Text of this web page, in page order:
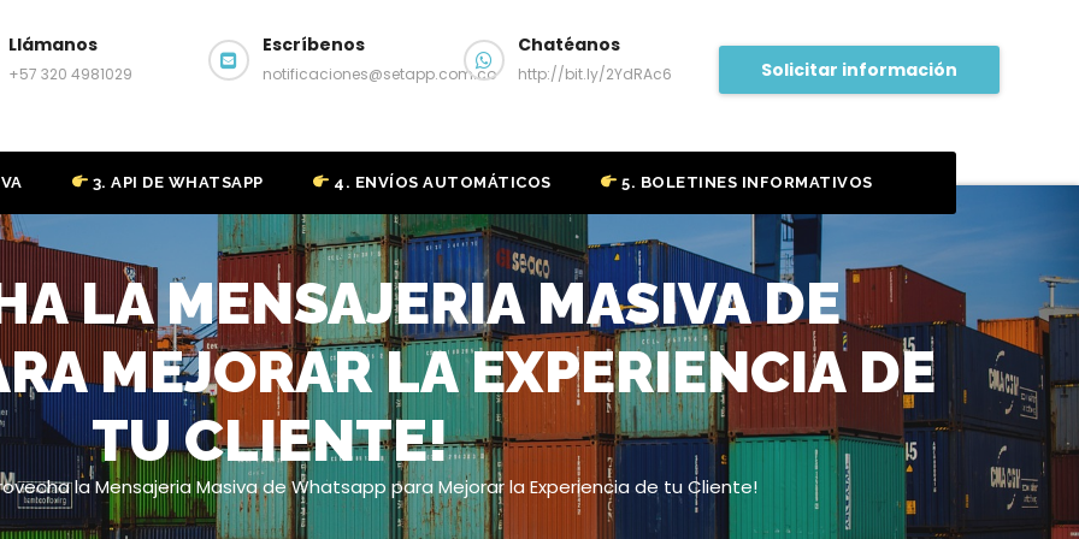
Llámanos
+57 320 4981029
Escríbenos
notificaciones@setapp.com.co
Chatéanos
http://bit.ly/2YdRAc6 Solicitar información
3. API DE WHATSAPP 4. ENVÍOS AUTOMÁTICOS 5. BOLETINES INFORMATIVOS
LA MENSAJERIA MASIVA DE
MEJORAR LA EXPERIENCIA DE
TU CLIENTE!
la Mensajeria Masiva de Whatsapp para Mejorar la Experiencia de tu Cliente!